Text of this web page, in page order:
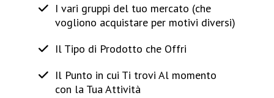
I vari gruppi del tuo mercato (che
vogliono acquistare per motivi diversi)
Il Tipo di Prodotto che Offri
Il Punto in cui Ti trovi Al momento
con la Tua Attività